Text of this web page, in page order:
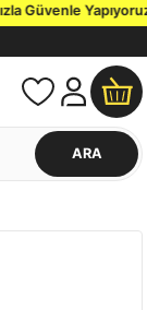
Güvenle Yapıyoruz.
ARA